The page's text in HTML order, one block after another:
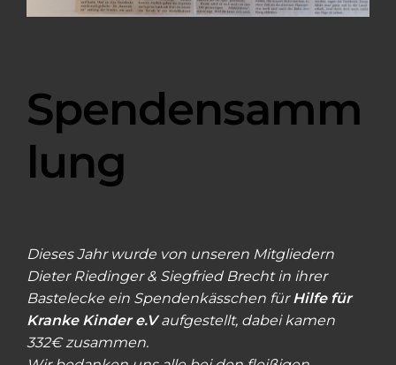
Spendensamm
lung
Dieses Jahr wurde von unseren Mitgliedern
Dieter Riedinger & Siegfried Brecht in ihrer
Bastelecke ein Spendenkässchen fürHilfe für
Kranke Kinder e.Vaufgestellt, dabei kamen
332€ zusammen.